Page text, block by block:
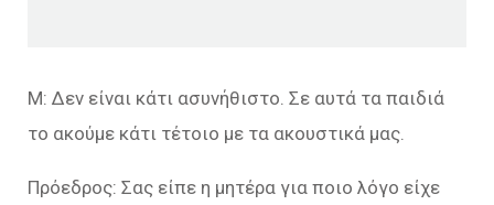
Μ: Δεν είναι κάτι ασυνήθιστο. Σε αυτά τα παιδιά
το ακούμε κάτι τέτοιο με τα ακουστικά μας.
Πρόεδρος: Σας είπε η μητέρα για ποιο λόγο είχε